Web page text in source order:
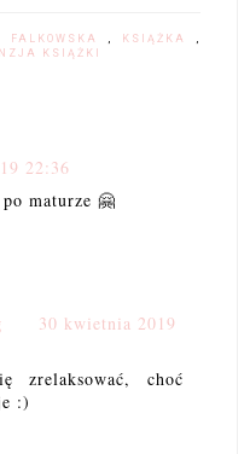
FALKOWSKA , KSIĄŻKA ,
KSIĄŻKI
22:36
maturze 🤗
30 kwietnia 2019
zrelaksować, choć
:)